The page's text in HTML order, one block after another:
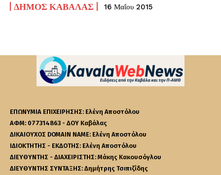
ΔΉΜΟΣ ΚΑΒΆΛΑΣ 16 Μαΐου 2015
ΕΠΩΝΥΜΙΑ ΕΠΙΧΕΙΡΗΣΗΣ: Ελένη Αποστόλου
ΑΦΜ: 077314863 - ΔΟΥ Καβάλας
ΔΙΚΑΙΟΥΧΟΣ DOMAIN NAME: Ελένη Αποστόλου
ΙΔΙΟΚΤΗΤΗΣ - ΕΚΔΟΤΗΣ: Ελένη Αποστόλου
ΔΙΕΥΘΥΝΤΗΣ - ΔΙΑΧΕΙΡΙΣΤΗΣ: Μάκης Κακουσόγλου
ΔΙΕΥΘΥΝΤΗΣ ΣΥΝΤΑΞΗΣ: Δημήτρης Τσιπιζίδης